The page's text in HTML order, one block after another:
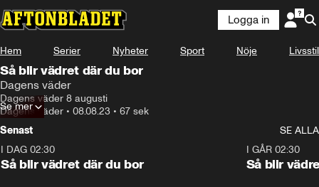
Logga in
Hem Serier Nyheter Sport Nöje Livsstil
Så blir vädret där du bor
Dagens väder
Dagens väder 8 augusti
Dagens väder • 08.08.23 • 67 sek
Se mer
Senast
SE ALLA
I DAG 02:30
Så blir vädret där du bor
I GÅR 02:30
Så blir